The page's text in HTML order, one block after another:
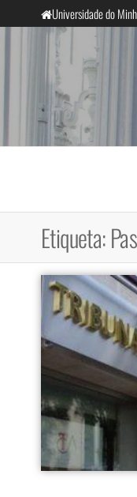
para
Universidade do
Etiqueta: